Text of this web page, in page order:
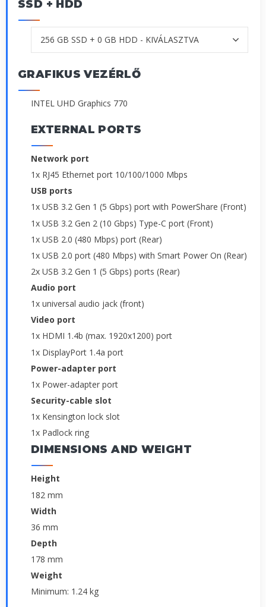
SSD + HDD
GRAFIKUS VEZÉRLŐ
INTEL UHD Graphics 770
EXTERNAL PORTS
Network port
1x RJ45 Ethernet port 10/100/1000 Mbps
USB ports
1x USB 3.2 Gen 1 (5 Gbps) port with PowerShare (Front)
1x USB 3.2 Gen 2 (10 Gbps) Type-C port (Front)
1x USB 2.0 (480 Mbps) port (Rear)
1x USB 2.0 port (480 Mbps) with Smart Power On (Rear)
2x USB 3.2 Gen 1 (5 Gbps) ports (Rear)
Audio port
1x universal audio jack (front)
Video port
1x HDMI 1.4b (max. 1920x1200) port
1x DisplayPort 1.4a port
Power-adapter port
1x Power-adapter port
Security-cable slot
1x Kensington lock slot
1x Padlock ring
DIMENSIONS AND WEIGHT
Height
182 mm
Width
36 mm
Depth
178 mm
Weight
Minimum: 1.24 kg